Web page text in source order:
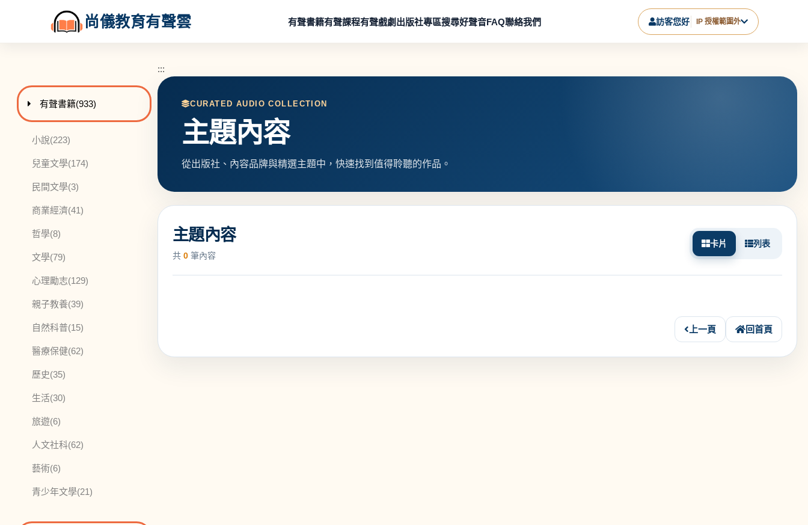
尚儀教育有聲雲 有聲書籍有聲課程有聲戲劇 出版社專區搜尋好聲音FAQ聯絡我們 訪客您好 IP 授權範圍外
進入
有聲書籍此分類有
(933)
小說此分類有
(223)
兒童文學此分類有
(174)
民間文學此分類有
(3)
商業經濟此分類有
(41)
哲學此分類有
(8)
文學此分類有
(79)
心理勵志此分類有
(129)
親子教養此分類有
(39)
自然科普此分類有
(15)
醫療保健此分類有
(62)
歷史此分類有
(35)
生活此分類有
(30)
旅遊此分類有
(6)
人文社科此分類有
(62)
藝術此分類有
(6)
青少年文學此分類有
(21)
:::
CURATED AUDIO COLLECTION
主題內容
從出版社、內容品牌與精選主題中，快速找到值得聆聽的作品。
主題內容
共0 筆內容
卡片 列表
上一頁 回首頁